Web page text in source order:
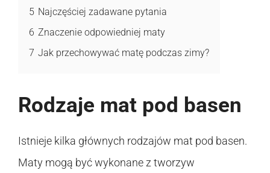
5 Najczęściej zadawane pytania
6 Znaczenie odpowiedniej maty
7 Jak przechowywać matę podczas zimy?
Rodzaje mat pod basen
Istnieje kilka głównych rodzajów mat pod basen.
Maty mogą być wykonane z tworzyw